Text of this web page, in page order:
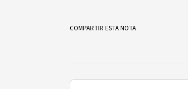
COMPARTIR ESTA NOTA